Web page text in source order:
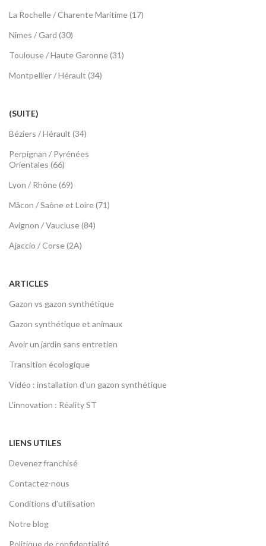
La Rochelle / Charente Maritime (17)
Nîmes / Gard (30)
Toulouse / Haute Garonne (31)
Montpellier / Hérault (34)
(SUITE)
Béziers / Hérault (34)
Perpignan / Pyrénées
Orientales (66)
Lyon / Rhône (69)
Mâcon / Saône et Loire (71)
Avignon / Vaucluse (84)
Ajaccio / Corse (2A)
ARTICLES
Gazon vs gazon synthétique
Gazon synthétique et animaux
Avoir un jardin sans entretien
Transition écologique
Vidéo : installation d'un gazon synthétique
L'innovation : Réality ST
LIENS UTILES
Devenez franchisé
Contactez-nous
Conditions d’utilisation
Notre blog
Politique de confidentialité